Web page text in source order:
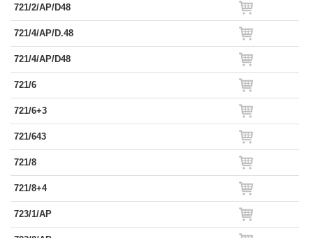
721/2/AP/D48
721/4/AP/D.48
721/4/AP/D48
721/6
721/6+3
721/643
721/8
721/8+4
723/1/AP